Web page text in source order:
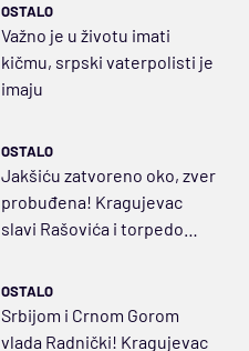
OSTALO
Važno je u životu imati
kičmu, srpski vaterpolisti je
imaju
OSTALO
Jakšiću zatvoreno oko, zver
probuđena! Kragujevac
slavi Rašovića i torpedo
OSTALO
Srbijom i Crnom Gorom
vlada Radnički! Kragujevac